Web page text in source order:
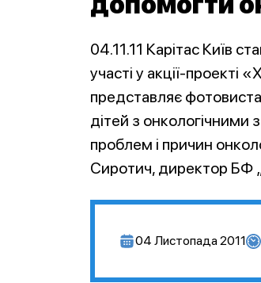
04.11.11 Карітас Київ
участі у акції-
представляє
дітей з онкологічними
проблем і причин
Сиротич, директор БФ
04 Листопада 2011